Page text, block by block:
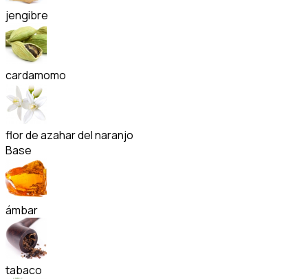
jengibre
cardamomo
flor de azahar del naranjo
Base
ámbar
tabaco